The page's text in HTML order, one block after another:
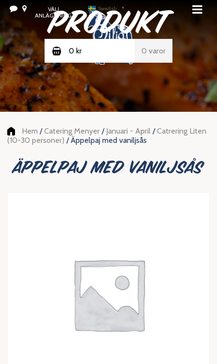
VÄLJ
ANLÄGGNING
Swedish ▼
PRODUKT
0 kr 0 varor
Hem /Catering Menyer / Januari - April /Catrering Liten
(10-30 personer) / Äppelpaj med vaniljsås
Äppelpaj med vaniljsås